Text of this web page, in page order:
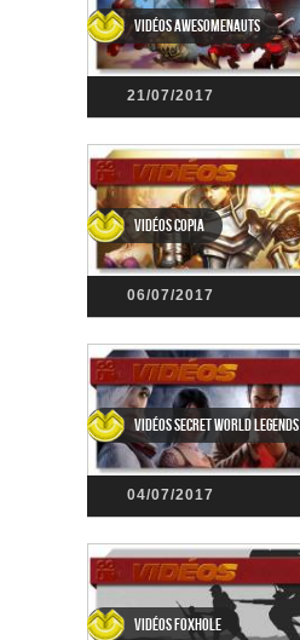
Vidéos Awesomenauts
21/07/2017
Vidéos Copia
06/07/2017
Vidéos Secret World Legends
04/07/2017
Vidéos Foxhole